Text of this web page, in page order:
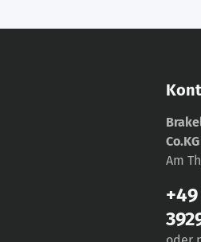
Co.KG
Am